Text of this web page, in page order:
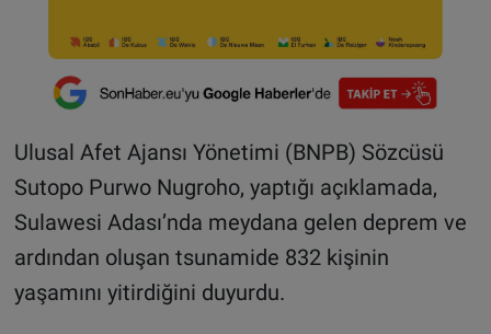
Ulusal Afet Ajansı Yönetimi (BNPB) Sözcüsü
Sutopo Purwo Nugroho, yaptığı açıklamada,
Sulawesi Adası’nda meydana gelen deprem ve
ardından oluşan tsunamide 832 kişinin
yaşamını yitirdiğini duyurdu.